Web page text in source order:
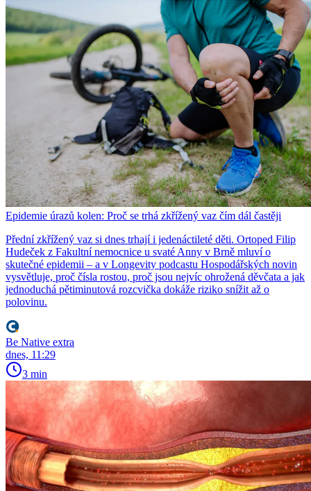
Epidemie úrazů kolen: Proč se trhá zkřížený vaz čím dál častěji
Přední zkřížený vaz si dnes trhají i jedenáctileté děti. Ortoped Filip
Hudeček z Fakultní nemocnice u svaté Anny v Brně mluví o
skutečné epidemii – a v Longevity podcastu Hospodářských novin
vysvětluje, proč čísla rostou, proč jsou nejvíc ohrožená děvčata a jak
jednoduchá pětiminutová rozcvička dokáže riziko snížit až o
polovinu.
Be Native extra
dnes, 11:29
3 min